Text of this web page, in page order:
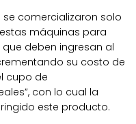
se comercializaron solo
máquinas para
deben ingresan al
su costo de
cupo de
con lo cual la
este producto.